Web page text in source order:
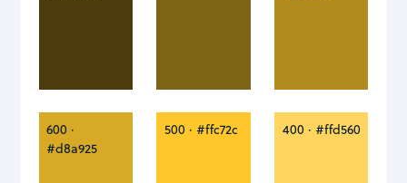
600 ·
#d8a925
500 · #ffc72c 400 · #ffd560